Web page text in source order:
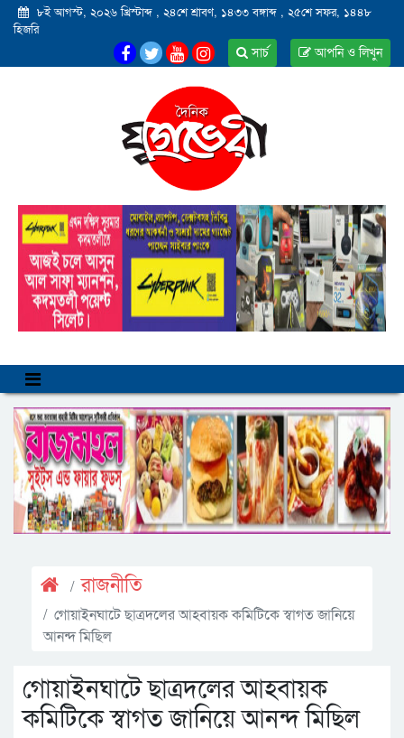
৮ই আগস্ট, ২০২৬ খ্রিস্টাব্দ , ২৪শে শ্রাবণ, ১৪৩৩ বঙ্গাব্দ , ২৫শে সফর, ১৪৪৮
হিজরি
আপনি ও লিখুন
সার্চ
রাজনীতি
গোয়াইনঘাটে ছাত্রদলের আহবায়ক কমিটিকে স্বাগত জানিয়ে
আনন্দ মিছিল
গোয়াইনঘাটে ছাত্রদলের আহবায়ক
কমিটিকে স্বাগত জানিয়ে আনন্দ মিছিল